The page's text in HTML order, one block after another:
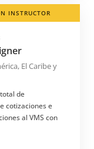
INSTRUCTOR
El Caribe y
de
cotizaciones e
al VMS con